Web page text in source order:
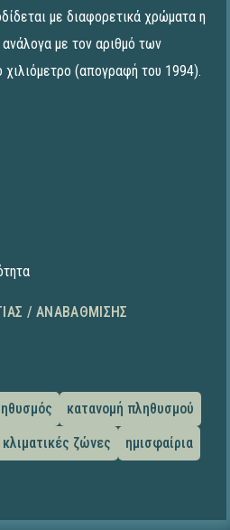
με διαφορετικά χρώματα η
με τον αριθμό των
χιλιόμετρο (απογραφή του 1994).
/ ΑΝΑΒΆΘΜΙΣΗΣ
κατανομή πληθυσμού
κλιματικές ζώνες ημισφαίρια